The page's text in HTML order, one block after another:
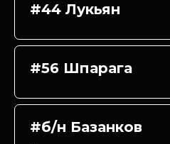
#44 Лукьян
#56 Шпарага
#б/н Базанков